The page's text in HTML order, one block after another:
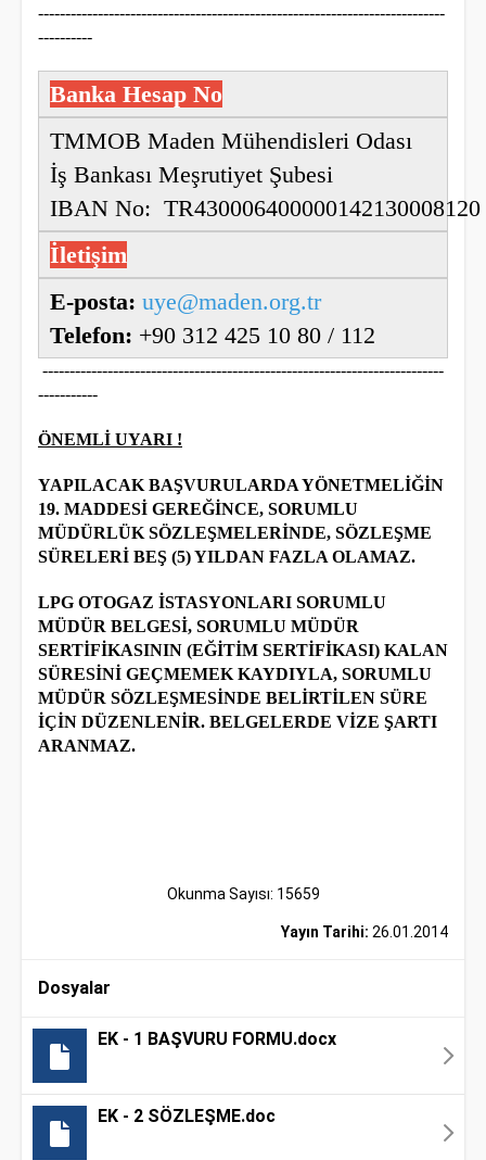
---------------------------------------------------------------------------
----------
Banka Hesap No
TMMOB Maden Mühendisleri Odası
İş Bankası Meşrutiyet Şubesi
IBAN No: TR430006400000142130008120
İletişim
E-posta: uye@maden.org.tr
Telefon: +90 312 425 10 80 / 112
--------------------------------------------------------------------------
-----------
ÖNEMLİ UYARI !
YAPILACAK BAŞVURULARDA YÖNETMELİĞİN
19. MADDESİ GEREĞİNCE, SORUMLU
MÜDÜRLÜK SÖZLEŞMELERİNDE, SÖZLEŞME
SÜRELERİ BEŞ (5) YILDAN FAZLA OLAMAZ.
LPG OTOGAZ İSTASYONLARI SORUMLU
MÜDÜR BELGESİ, SORUMLU MÜDÜR
SERTİFİKASININ (EĞİTİM SERTİFİKASI) KALAN
SÜRESİNİ GEÇMEMEK KAYDIYLA, SORUMLU
MÜDÜR SÖZLEŞMESİNDE BELİRTİLEN SÜRE
İÇİN DÜZENLENİR. BELGELERDE VİZE ŞARTI
ARANMAZ.
Okunma Sayısı: 15659
Yayın Tarihi: 26.01.2014
Dosyalar
EK - 1 BAŞVURU FORMU.docx
EK - 2 SÖZLEŞME.doc